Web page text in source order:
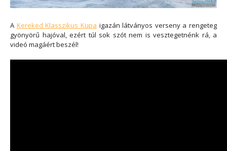
A Kereked Klasszikus Kupa igazán látványos verseny a rengeteg
gyönyörű hajóval, ezért túl sok szót nem is vesztegetnénk rá, a
videó magáért beszél!